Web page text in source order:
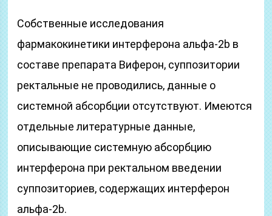
Собственные исследования
фармакокинетики интерферона альфа-2b в
составе препарата Виферон, суппозитории
ректальные не проводились, данные о
системной абсорбции отсутствуют. Имеются
отдельные литературные данные,
описывающие системную абсорбцию
интерферона при ректальном введении
суппозиториев, содержащих интерферон
альфа-2b.